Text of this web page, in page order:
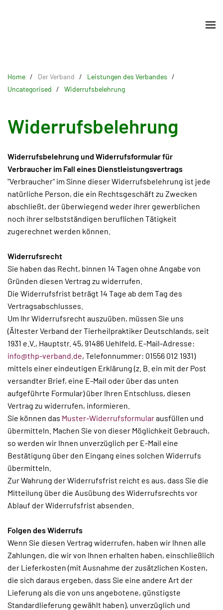
Home Der Verband
Leistungen des Verbandes
Uncategorised
Widerrufsbelehrung
Widerrufsbelehrung
Widerrufsbelehrung und Widerrufsformular für
Verbraucher im Fall eines Dienstleistungsvertrags
"Verbraucher" im Sinne dieser Widerrufsbelehrung ist jede
natürliche Person, die ein Rechtsgeschäft zu Zwecken
abschließt, der überwiegend weder ihrer gewerblichen
noch ihrer selbstständigen beruflichen Tätigkeit
zugerechnet werden können.
Widerrufsrecht
Sie haben das Recht, binnen 14 Tagen ohne Angabe von
Gründen diesen Vertrag zu widerrufen.
Die Widerrufsfrist beträgt 14 Tage ab dem Tag des
Vertragsabschlusses.
Um Ihr Widerrufsrecht auszuüben, müssen Sie uns
(Ältester Verband der Tierheilpraktiker Deutschlands, seit
1931 e.V., Hauptstr. 45, 91486 Uehlfeld, E-Mail-Adresse:
info@thp-verband.de, Telefonnummer: 01556 012 1931)
mittels einer eindeutigen Erklärung (z. B. ein mit der Post
versandter Brief, eine E-Mail oder über das unten
aufgeführte Formular) über Ihren Entschluss, diesen
Vertrag zu widerrufen, informieren.
Sie können das Muster-Widerrufsformularausfüllen und
übermitteln. Machen Sie von dieser Möglichkeit Gebrauch,
so werden wir Ihnen unverzüglich per E-Mail eine
Bestätigung über den Eingang eines solchen Widerrufs
übermitteln.
Zur Wahrung der Widerrufsfrist reicht es aus, dass Sie die
Mitteilung über die Ausübung des Widerrufsrechts vor
Ablauf der Widerrufsfrist absenden.
Folgen des Widerrufs
Wenn Sie diesen Vertrag widerrufen, haben wir Ihnen alle
Zahlungen, die wir von Ihnen erhalten haben, einschließlich
der Lieferkosten (mit Ausnahme der zusätzlichen Kosten,
die sich daraus ergeben, dass Sie eine andere Art der
Lieferung als die von uns angebotene, günstigste
Standardlieferung gewählt haben), unverzüglich und